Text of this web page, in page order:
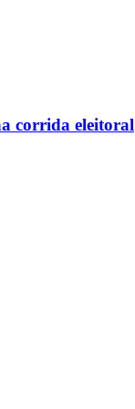
corrida eleitoral